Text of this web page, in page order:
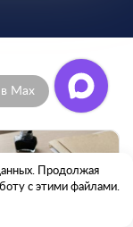
Продолжая
с этими файлами.